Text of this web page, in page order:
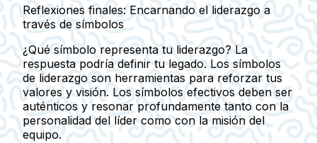
Reflexiones finales: Encarnando el liderazgo a
través de símbolos
¿Qué símbolo representa tu liderazgo? La
respuesta podría definir tu legado. Los símbolos
de liderazgo son herramientas para reforzar tus
valores y visión. Los símbolos efectivos deben ser
auténticos y resonar profundamente tanto con la
personalidad del líder como con la misión del
equipo.